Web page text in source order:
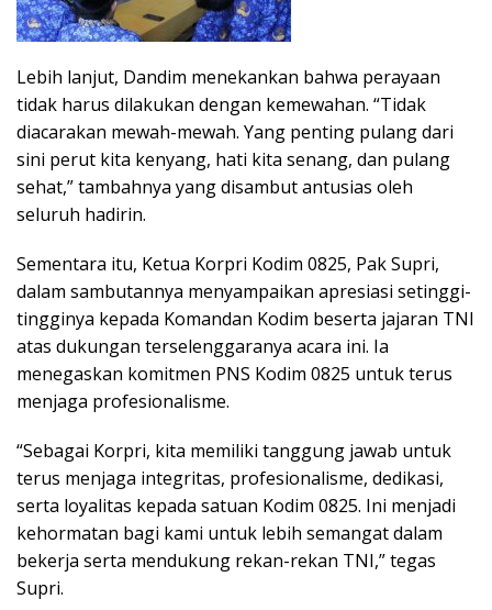
Lebih lanjut, Dandim menekankan bahwa perayaan
tidak harus dilakukan dengan kemewahan. “Tidak
diacarakan mewah-mewah. Yang penting pulang dari
sini perut kita kenyang, hati kita senang, dan pulang
sehat,” tambahnya yang disambut antusias oleh
seluruh hadirin.
Sementara itu, Ketua Korpri Kodim 0825, Pak Supri,
dalam sambutannya menyampaikan apresiasi setinggi-
tingginya kepada Komandan Kodim beserta jajaran TNI
atas dukungan terselenggaranya acara ini. Ia
menegaskan komitmen PNS Kodim 0825 untuk terus
menjaga profesionalisme.
“Sebagai Korpri, kita memiliki tanggung jawab untuk
terus menjaga integritas, profesionalisme, dedikasi,
serta loyalitas kepada satuan Kodim 0825. Ini menjadi
kehormatan bagi kami untuk lebih semangat dalam
bekerja serta mendukung rekan-rekan TNI,” tegas
Supri.